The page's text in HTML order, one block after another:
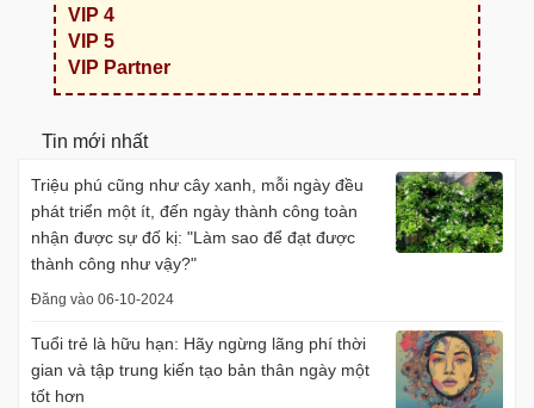
VIP 4
VIP 5
VIP Partner
Tin mới nhất
Triệu phú cũng như cây xanh, mỗi ngày đều
phát triển một ít, đến ngày thành công toàn
nhận được sự đố kị: "Làm sao để đạt được
thành công như vậy?"
Đăng vào 06-10-2024
Tuổi trẻ là hữu hạn: Hãy ngừng lãng phí thời
gian và tập trung kiến tạo bản thân ngày một
tốt hơn